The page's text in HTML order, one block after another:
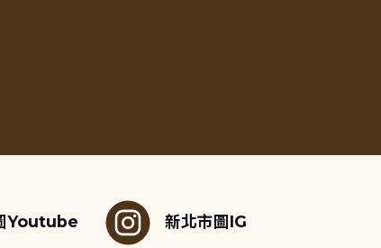
Youtube 新北市圖IG